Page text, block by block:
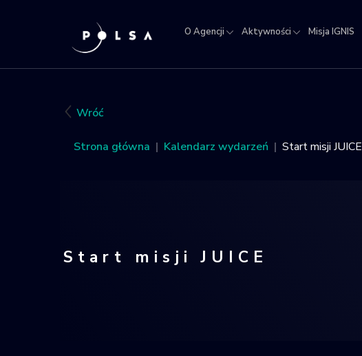
O Agencji Aktywności Misja IGNIS
Wróć
Strona główna Kalendarz wydarzeń Start misji JUICE
Start misji JUICE